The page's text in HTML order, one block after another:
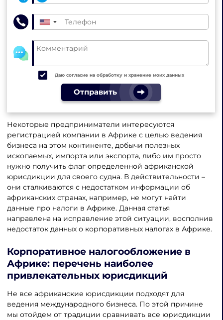
▼
Даю согласие на обработку и хранение моих данных
Отправить
Некоторые предприниматели интересуются
регистрацией компании в Африке с целью ведения
бизнеса на этом континенте, добычи полезных
ископаемых, импорта или экспорта, либо им просто
нужно получить флаг определенной африканской
юрисдикции для своего судна. В действительности –
они сталкиваются с недостатком информации об
африканских странах, например, не могут найти
данные про налоги в Африке. Данная статья
направлена на исправление этой ситуации, восполнив
недостаток данных о корпоративных налогах в Африке.
Корпоративное налогообложение в
Африке: перечень наиболее
привлекательных юрисдикций
Не все африканские юрисдикции подходят для
ведения международного бизнеса. По этой причине
мы отойдем от традиции сравнивать все юрисдикции